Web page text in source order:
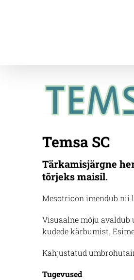
Temsa SC
Tärkamisjärgne
tõrjeks maisil.
Mesotrioon imendub nii
Visuaalne mõju avaldub
kudede kärbumist.
Kahjustatud
Tugevused